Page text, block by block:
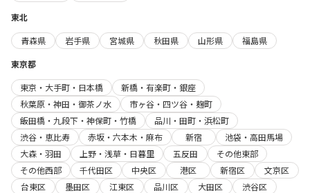
東北
青森県
岩手県 宮城県 秋田県 山形県
福島県
東京都
東京・大手町・日本橋
新橋・有楽町・銀座
秋葉原・神田・御茶ノ水
市ヶ谷・四ツ谷・麹町
飯田橋・九段下・神保町・竹橋
品川・田町・浜松町
渋谷・恵比寿
赤坂・六本木・麻布 新宿
池袋・高田馬場
大森・羽田
上野・浅草・日暮里 五反田
その他東部
その他西部
千代田区 中央区 港区 新宿区
文京区
台東区
墨田区 江東区 品川区 大田区
渋谷区